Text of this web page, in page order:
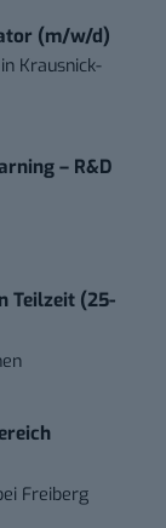
(m/w/d)
in Krausnick-
– R&D
Teilzeit (25-
Freiberg